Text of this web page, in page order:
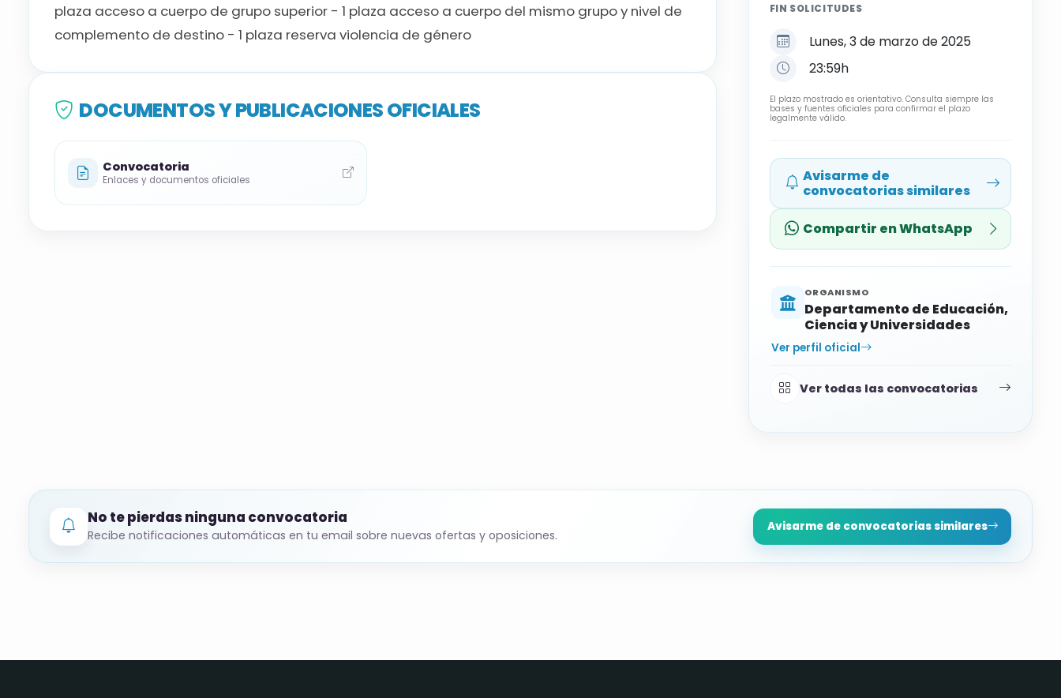
plaza acceso a cuerpo de grupo superior - 1 plaza acceso a cuerpo del mismo grupo y nivel de
complemento de destino - 1 plaza reserva violencia de género
DOCUMENTOS Y PUBLICACIONES OFICIALES
Convocatoria
Enlaces y documentos oficiales
FIN SOLICITUDES
Lunes, 3 de marzo de 2025
23:59h
El plazo mostrado es orientativo. Consulta siempre las
bases y fuentes oficiales para confirmar el plazo
legalmente válido.
Avisarme de
convocatorias similares
Compartir en WhatsApp
ORGANISMO
Departamento de Educación,
Ciencia y Universidades
Ver perfil oficial
Ver todas las convocatorias
No te pierdas ninguna convocatoria
Recibe notificaciones automáticas en tu email sobre nuevas ofertas y oposiciones.
Avisarme de convocatorias similares